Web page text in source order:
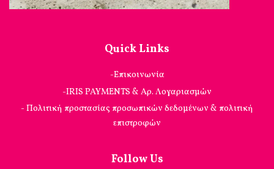
Quick Links
-Επικοινωνία
-IRIS PAYMENTS & Αρ. Λογαριασμών
- Πολιτική προστασίας προσωπικών δεδομένων & πολιτική
επιστροφών
Follow Us